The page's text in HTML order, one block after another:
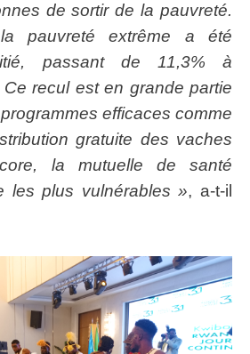
de sortir de la pauvreté.
pauvreté extrême a été
passant de 11,3% à
recul est en grande partie
efficaces comme
gratuite des vaches
la mutuelle de santé
les plus vulnérables », a-t-il